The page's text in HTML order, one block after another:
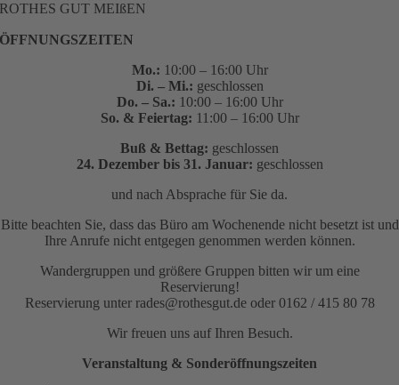
ROTHES GUT MEIßEN
ÖFFNUNGSZEITEN
Mo.: 10:00 – 16:00 Uhr
Di. – Mi.: geschlossen
Do. – Sa.: 10:00 – 16:00 Uhr
So. & Feiertag: 11:00 – 16:00 Uhr
Buß & Bettag: geschlossen
24. Dezember bis 31. Januar: geschlossen
und nach Absprache für Sie da.
Bitte beachten Sie, dass das Büro am Wochenende nicht besetzt ist und
Ihre Anrufe nicht entgegen genommen werden können.
Wandergruppen und größere Gruppen bitten wir um eine
Reservierung!
Reservierung unter rades@rothesgut.de oder 0162 / 415 80 78
Wir freuen uns auf Ihren Besuch.
Veranstaltung & Sonderöffnungszeiten